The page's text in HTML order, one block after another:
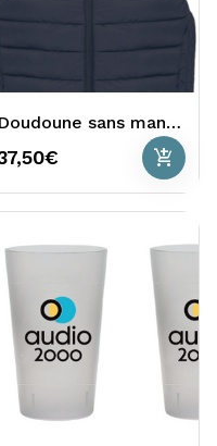
Doudoune sans manches bleu femme
add_shopping_cart